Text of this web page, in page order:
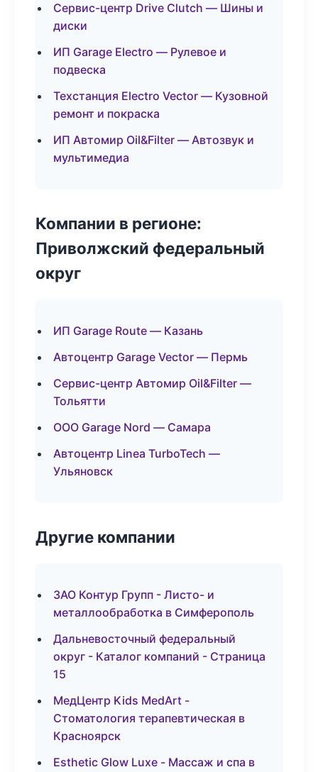
Сервис-центр Drive Clutch — Шины и
диски
ИП Garage Electro — Рулевое и
подвеска
Техстанция Electro Vector — Кузовной
ремонт и покраска
ИП Автомир Oil&Filter — Автозвук и
мультимедиа
Компании в регионе:
Приволжский федеральный
округ
ИП Garage Route — Казань
Автоцентр Garage Vector — Пермь
Сервис-центр Автомир Oil&Filter —
Тольятти
ООО Garage Nord — Самара
Автоцентр Linea TurboTech —
Ульяновск
Другие компании
ЗАО Контур Групп - Листо- и
металлообработка в Симферополь
Дальневосточный федеральный
округ - Каталог компаний - Страница
15
МедЦентр Kids MedArt -
Стоматология терапевтическая в
Красноярск
Esthetic Glow Luxe - Массаж и спа в